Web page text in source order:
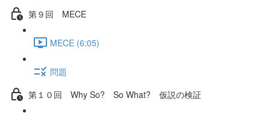
第９回 MECE
MECE (6:05)
問題
第１０回 Why So? So What? 仮説の検証